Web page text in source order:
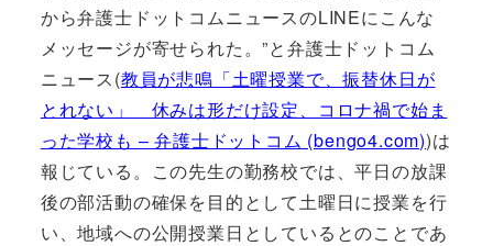
から弁護士ドットコムニュースのLINEにこんな
メッセージが寄せられた。”と弁護士ドットコム
ニュース(教員が悲鳴「土曜授業で、振替休日が
とれない」 休みは形だけ設定、コロナ禍で始ま
った学校も – 弁護士ドットコム (bengo4.com))は
報じている。この先生の勤務校では、平日の放課
後の部活動の確保を目的として土曜日に授業を行
い、地域への公開授業日としているとのことであ